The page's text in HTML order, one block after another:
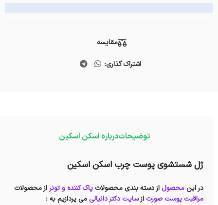
مقایسه
اشتراک گذاری:
توضیحاتدرباره اسکن اسکین
ژل شستشوی پوست چرب اسکن اسکین
در این محصول از دسته بندی محصولات پاک کننده و تونر از محصولات
مراقبت پوست صورت ازسایت دکتر دانیالیمی پردازیم به :